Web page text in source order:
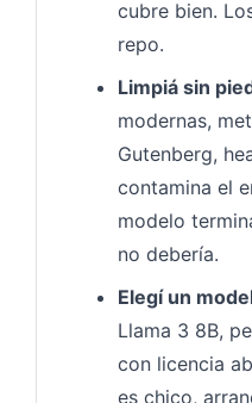
cubre bien.
repo.
Limpiá sin
modernas,
Gutenberg,
contamina el
modelo
no debería.
Elegí un
Llama 3 8B,
con licencia
es chico,